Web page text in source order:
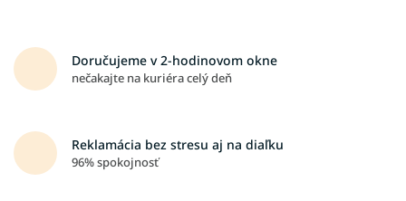
Doručujeme v 2-hodinovom okne
nečakajte na kuriéra celý deň
Reklamácia bez stresu aj na diaľku
96% spokojnosť